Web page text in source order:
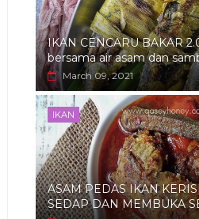
IKAN CENCARU BAKAR
bersama air asam dan
March 09, 2021
IKAN
ASAM PEDAS IKAN
SEDAP DAN MEMBUKA